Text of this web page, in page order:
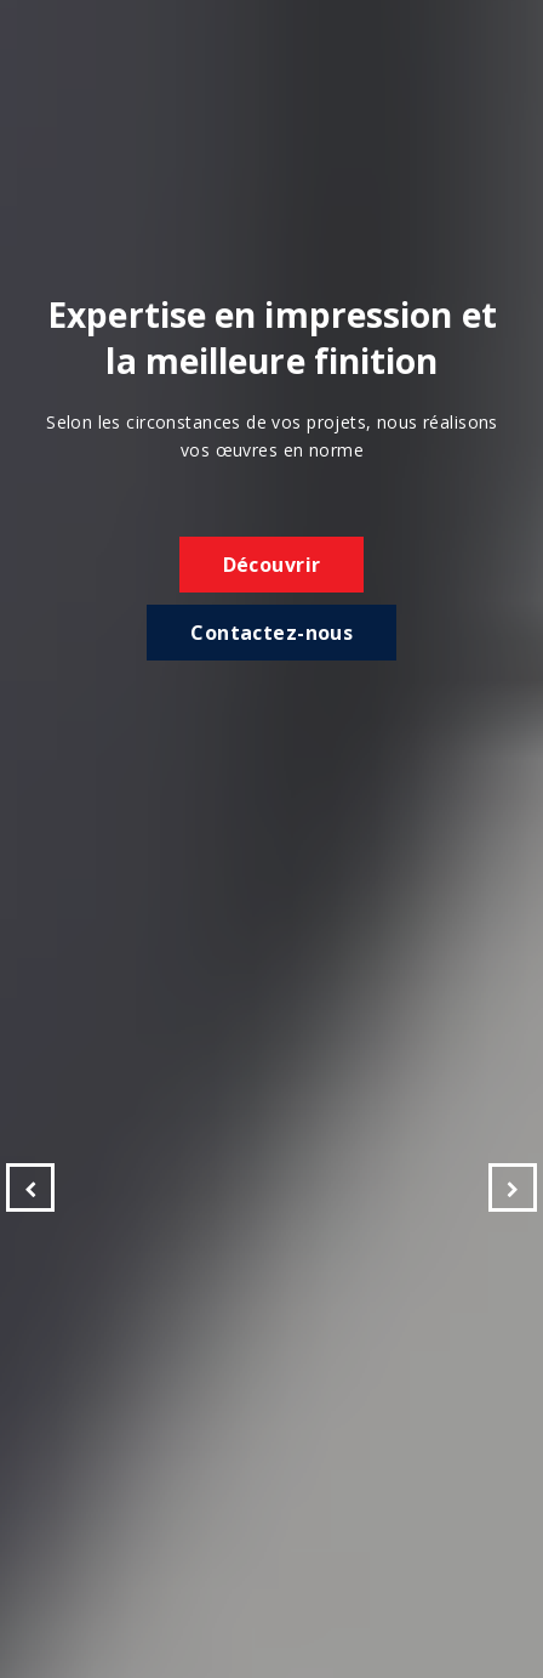
Expertise en impression et
la meilleure finition
Selon les circonstances de vos projets, nous réalisons
vos œuvres en norme
Découvrir
Contactez-nous